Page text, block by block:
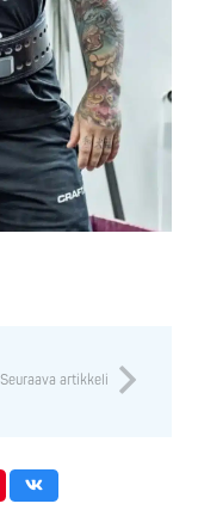
Seuraava artikkeli